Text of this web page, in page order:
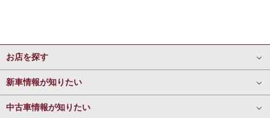
お店を探す
新車情報が知りたい
中古車情報が知りたい